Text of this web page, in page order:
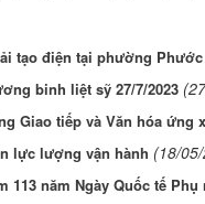
tạo điện tại phường
binh liệt sỹ 27/7/2023
Giao tiếp và Văn hóa ứng
lực lượng vận hành (18/
113 năm Ngày Quốc tế Phụ